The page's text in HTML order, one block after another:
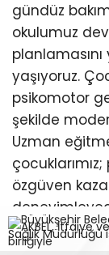
gündüz
okulumuz
yaşıyoruz.
psikomotor
şekilde
Uzman
özgüven
bir sistemle,
çekimiyle